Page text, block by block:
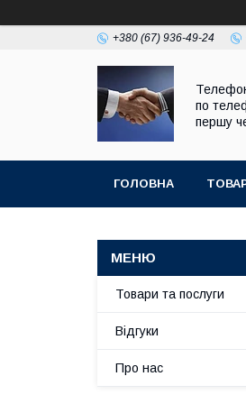
+380 (67) 936-49-24
по
першу
ГОЛОВНА
Товари та послуги
Відгуки
Про нас